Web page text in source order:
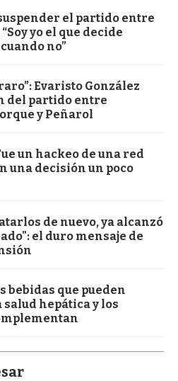
el partido entre
yo el que decide
no”
Evaristo González
del partido entre
y Peñarol
un hackeo de una red
una decisión un poco
de nuevo, ya alcanzó
el duro mensaje de
bebidas que pueden
hepática y los